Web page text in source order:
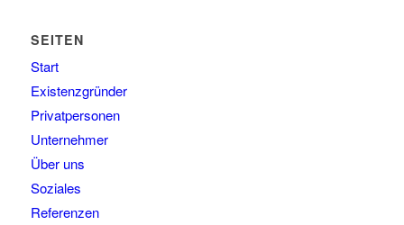
SEITEN
Start
Existenzgründer
Privatpersonen
Unternehmer
Über uns
Soziales
Referenzen